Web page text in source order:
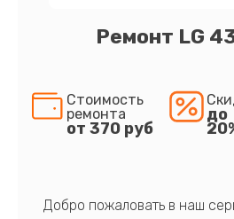
Ремонт LG
Стоимость
ремонта
от 370 руб
до
Добро пожаловать в наш